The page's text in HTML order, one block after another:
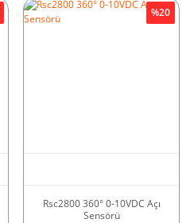
Rsc2800 360° 0-10VDC Açı
Sensörü
%20